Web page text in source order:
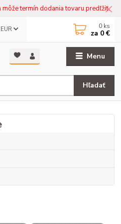
termín dodania tovaru predľžiť.
Menu
EUR
Hľadať
0 ks
za 0 €